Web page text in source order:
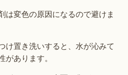
は変色の原因になるので避けま
け置き洗いすると、水が沁みて
あります。